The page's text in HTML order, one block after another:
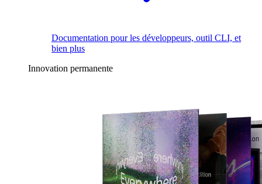
Documentation pour les développeurs, outil CLI, et
bien plus
Innovation permanente